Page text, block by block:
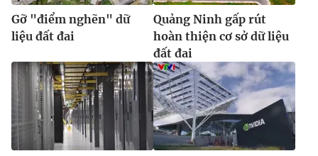
Gỡ "điểm nghẽn" dữ
liệu đất đai
Quảng Ninh gấp rút
hoàn thiện cơ sở dữ liệu
đất đai